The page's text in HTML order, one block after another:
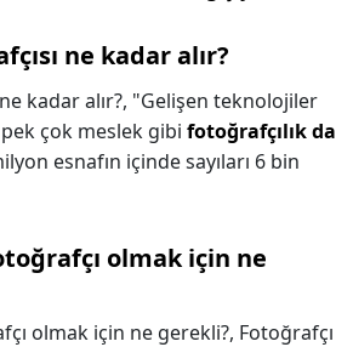
ne kadar alır?
kadar alır?, "Gelişen teknolojiler
çok meslek gibi fotoğrafçılık da
esnafın içinde sayıları 6 bin
olmak için ne
olmak için ne gerekli?, Fotoğrafçı